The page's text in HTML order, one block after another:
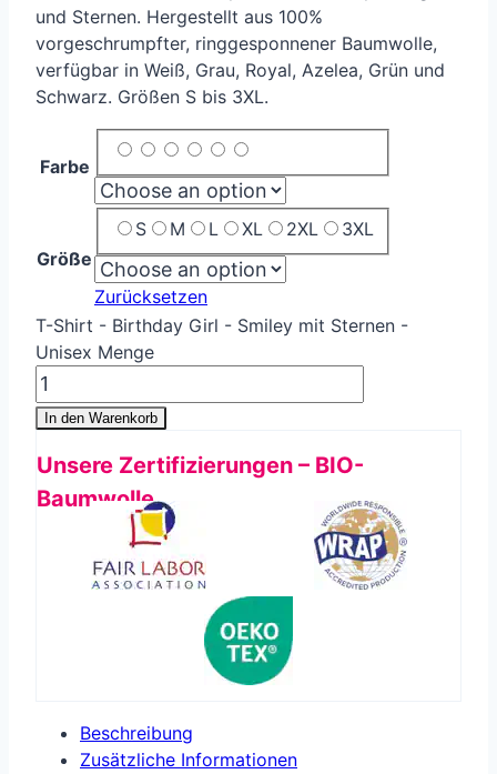
und Sternen. Hergestellt aus 100%
vorgeschrumpfter, ringgesponnener Baumwolle,
verfügbar in Weiß, Grau, Royal, Azelea, Grün und
Schwarz. Größen S bis 3XL.
Farbe
Größe
S M L XL 2XL 3XL
Zurücksetzen
T-Shirt - Birthday Girl - Smiley mit Sternen -
Unisex Menge
In den Warenkorb
Unsere Zertifizierungen – BIO-
Baumwolle
Beschreibung
Zusätzliche Informationen